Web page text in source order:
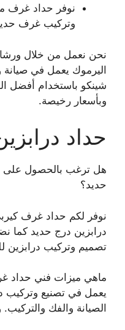
نوفر حداد غرف
وتركيب غرف
نحن نعمل من خلال
اليرموك يعمل في
شينكو باستخدام أفضل
وبأسعار رخيصة.
حداد
هل ترغب بالحصول على
حديد؟
نوفر لكم حداد غرف
درابزين درج حديد كما
تصميم وتركيب درابزين
ماهي ميزات فني
يعمل في تصنيع وتركيب
الصيانة والفك